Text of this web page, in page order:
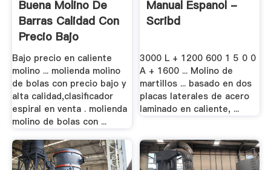
Buena Molino De
Barras Calidad Con
Precio Bajo
Bajo precio en caliente
molino ... molienda molino
de bolas con precio bajo y
alta calidad,clasificador
espiral en venta . molienda
molino de bolas con ...
Manual Espanol -
Scribd
3000 L + 1200 600 1 5 0 0
A + 1600 ... Molino de
martillos ... basado en dos
placas laterales de acero
laminado en caliente, ...